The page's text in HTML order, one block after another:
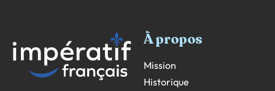
À propos
Mission
Historique